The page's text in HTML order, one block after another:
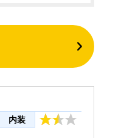
内装